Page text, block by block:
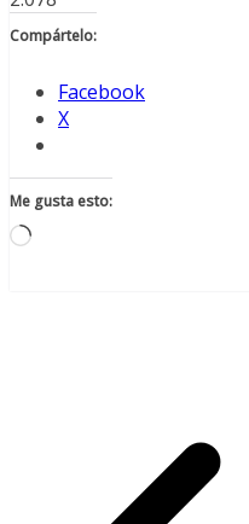
Compártelo:
Facebook
X
Me gusta esto:
Cargando...